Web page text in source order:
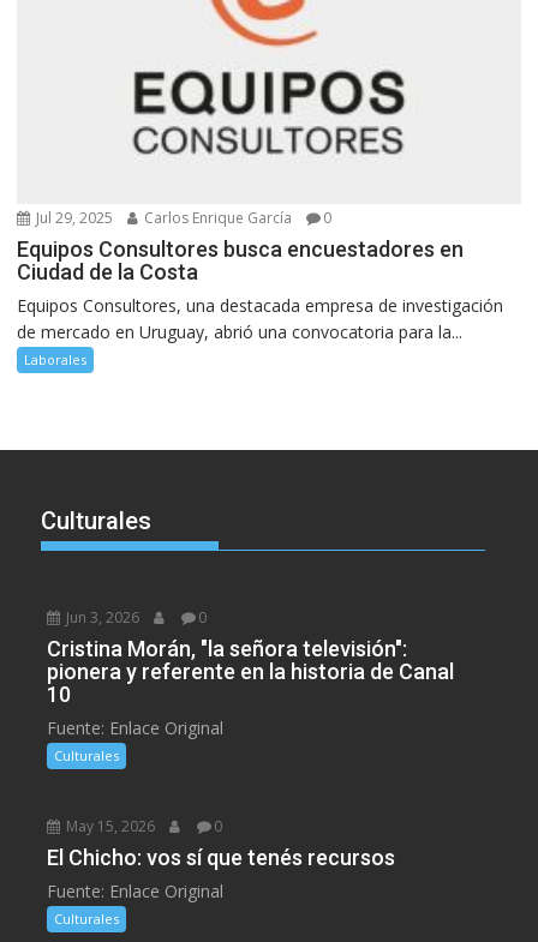
Jul 29, 2025 Carlos Enrique García 0
Equipos Consultores busca encuestadores en
Ciudad de la Costa
Equipos Consultores, una destacada empresa de investigación
de mercado en Uruguay, abrió una convocatoria para la...
Laborales
Culturales
Jun 3, 2026 0
Cristina Morán, "la señora televisión":
pionera y referente en la historia de Canal
10
Fuente: Enlace Original
Culturales
May 15, 2026 0
El Chicho: vos sí que tenés recursos
Fuente: Enlace Original
Culturales